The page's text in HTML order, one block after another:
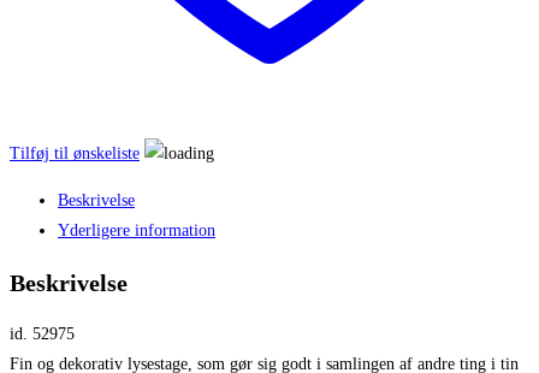
Tilføj til ønskeliste
Beskrivelse
Yderligere information
Beskrivelse
id. 52975
Fin og dekorativ lysestage, som gør sig godt i samlingen af andre ting i tin